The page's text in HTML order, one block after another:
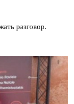
разговор.